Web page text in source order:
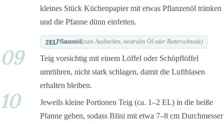
kleines Stück Küchenpapier mit etwas Pflanzenöl tränken
und die Pfanne dünn einfetten.
2ELPflanzenöl(zum Ausbacken, neutrales Öl oder Butterschmalz)
09
Teig vorsichtig mit einem Löffel oder Schöpflöffel
umrühren, nicht stark schlagen, damit die Luftblasen
erhalten bleiben.
10
Jeweils kleine Portionen Teig (ca. 1–2 EL) in die heiße
Pfanne geben, sodass Blini mit etwa 7–8 cm Durchmesser